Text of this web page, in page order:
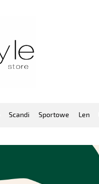
Scandi Sportowe Len